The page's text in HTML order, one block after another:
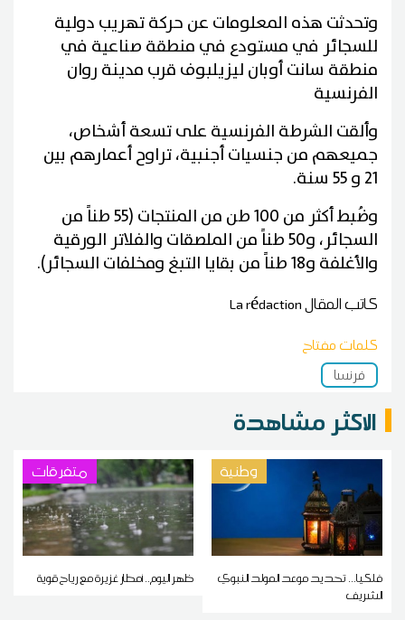
وتحدثت هذه المعلومات عن حركة تهريب دولية
للسجائر في مستودع في منطقة صناعية في
منطقة سانت أوبان ليزيلبوف قرب مدينة روان
الفرنسية
وألقت الشرطة الفرنسية على تسعة أشخاص،
جميعهم من جنسيات أجنبية، تراوح أعمارهم بين
21 و 55 سنة.
وضُبط أكثر من 100 طن من المنتجات (55 طناً من
السجائر، و50 طناً من الملصقات والفلاتر الورقية
والأغلفة و18 طناً من بقايا التبغ ومخلفات السجائر).
كاتب المقالLa rédaction
كلمات مفتاح
فرنسا
الاكثر مشاهدة
وطنية
فلكيا... تحديد موعد المولد النبوي
الشريف
متفرقات
ظهر اليوم.. أمطار غزيرة مع رياح قوية